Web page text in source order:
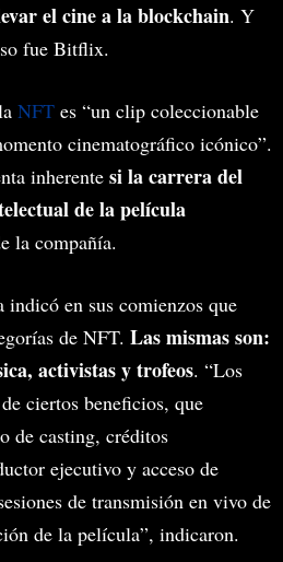
el cine a la blockchain. Y
fue Bitflix.
NFT es “un clip coleccionable
cinematográfico icónico”.
inherente si la carrera del
de la película
la compañía.
en sus comienzos que
de NFT. Las mismas son:
activistas y trofeos. “Los
ciertos beneficios, que
de casting, créditos
ejecutivo y acceso de
de transmisión en vivo de
de la película”, indicaron.